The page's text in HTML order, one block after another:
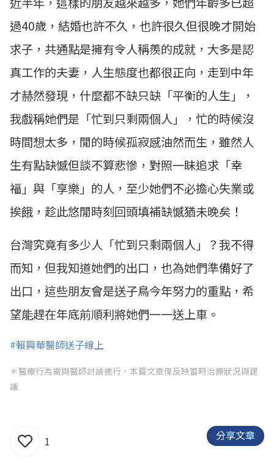
過40歲，結婚也許不久，也許很久但很晚才開始
求子，共通點是擁有令人稱羨的成就，大多是認
真工作的夫妻，人生態度也都很正向，走到中年
才赫然發現，什麼都不缺只缺「平衡的人生」，
我戲稱她們是「忙到只剩兩個人」，忙的時候沒
時間想太多，閒的時候孤寂感油然而生，雖然人
生有點缺憾但談不算悲慘，對照一眛追求「幸
福」與「享樂」的人，至少她們不必擔心失業或
挨餓，趁此悠閒時刻回頭填補缺憾猶未晚矣！
台灣究竟有多少人「忙到只剩兩個人」？我不得
而知，但我知道她們的出口，也為她們準備好了
出口，這些朋友會是送子鳥今年努力的重點，希
望能趕在年底前順利將她們一一送上車。
#賴興華醫師送子線上
＊醫療行為需與醫師討論進行，本篇文章僅反映當時治療狀況與建
議
1 分享文章